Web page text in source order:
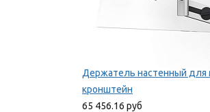
Держатель настенный для
кронштейн
65 456.16 руб